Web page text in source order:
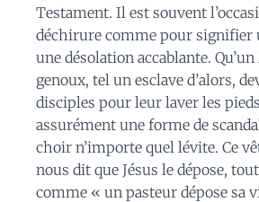
Testament. Il est souvent
déchirure comme pour signifier
une désolation accablante.
genoux, tel un esclave d’alors,
disciples pour leur laver les
assurément une forme de
choir n’importe quel lévite. Ce
nous dit que Jésus le dépose,
comme « un pasteur dépose sa